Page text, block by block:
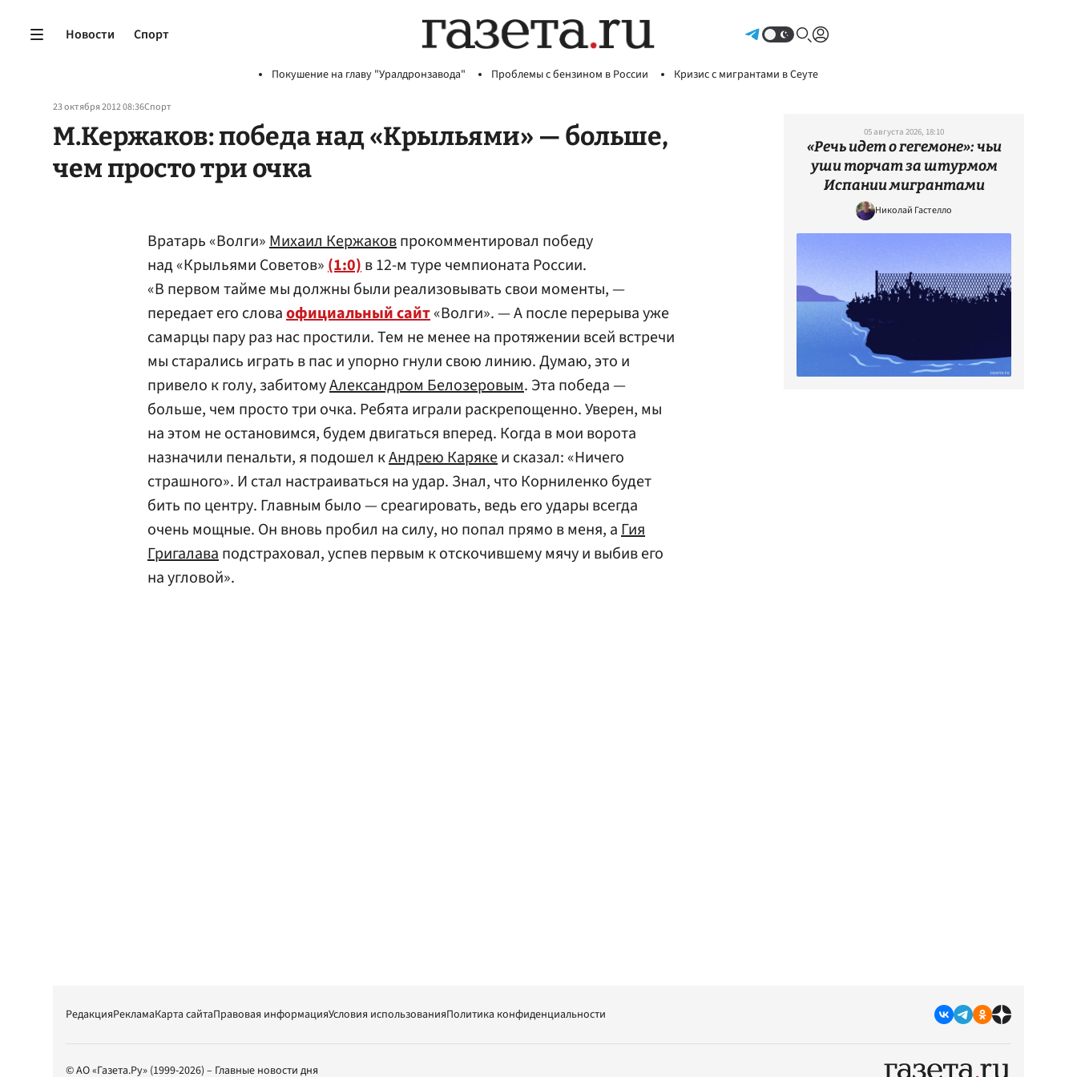
Новости Спорт
Покушение на главу "Уралдронзавода" Проблемы с бензином в России Кризис с мигрантами в Сеуте
23 октября 2012 08:36Спорт
М.Кержаков: победа над «Крыльями» — больше,
чем просто три очка
Вратарь «Волги»Михаил Кержаковпрокомментировал победу
над «Крыльями Советов»(1:0)в 12-м туре чемпионата России.
«В первом тайме мы должны были реализовывать свои моменты, —
передает его словаофициальный сайт«Волги». — А после перерыва уже
самарцы пару раз нас простили. Тем не менее на протяжении всей встречи
мы старались играть в пас и упорно гнули свою линию. Думаю, это и
привело к голу, забитомуАлександром Белозеровым. Эта победа —
больше, чем просто три очка. Ребята играли раскрепощенно. Уверен, мы
на этом не остановимся, будем двигаться вперед. Когда в мои ворота
назначили пенальти, я подошел кАндрею Карякеи сказал: «Ничего
страшного». И стал настраиваться на удар. Знал, что Корниленко будет
бить по центру. Главным было — среагировать, ведь его удары всегда
очень мощные. Он вновь пробил на силу, но попал прямо в меня, аГия
Григалаваподстраховал, успев первым к отскочившему мячу и выбив его
на угловой».
05 августа 2026, 18:10
«Речь идет о гегемоне»: чьи
уши торчат за штурмом
Испании мигрантами
Николай Гастелло
РедакцияРекламаКарта сайтаПравовая информацияУсловия использованияПолитика конфиденциальности
© АО «Газета.Ру» (1999-2026) – Главные новости дня